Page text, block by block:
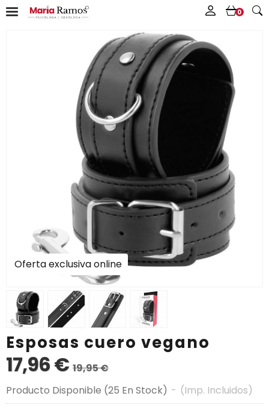
0
Oferta exclusiva online
Esposas cuero vegano
17,96 € 19,95 €
Producto Disponible (25 En Stock) - (Imp. Incluidos)